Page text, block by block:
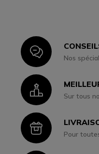
IconNos
IconSur tous
IconPour